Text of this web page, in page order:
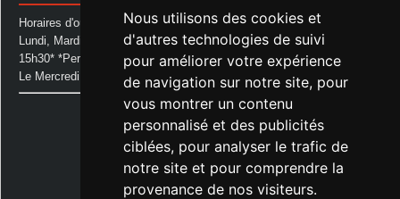
Nous utilisons des cookies et
d'autres technologies de suivi
pour améliorer votre expérience
de navigation sur notre site, pour
vous montrer un contenu
personnalisé et des publicités
ciblées, pour analyser le trafic de
notre site et pour comprendre la
provenance de nos visiteurs.
Horaires d'ouverture de la Mairie:
Lundi, Mardi, Jeudi et Vendredi : de 08h00 à 11h30 et de 12h30 à
15h30* *Permanence téléphonique jusqu'à 17h00
Le Mercredi : de 08h00 à 11h00
Mairie d'Aurice
14 Avenue des Pastous
40500 Aurice
Tel : 05 58 76 06 50
Plus d'infos »